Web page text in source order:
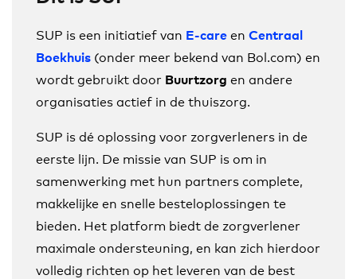
SUP is een initiatief van E-careen Centraal
Boekhuis (onder meer bekend van Bol.com) en
wordt gebruikt door Buurtzorg en andere
organisaties actief in de thuiszorg.
SUP is dé oplossing voor zorgverleners in de
eerste lijn. De missie van SUP is om in
samenwerking met hun partners complete,
makkelijke en snelle besteloplossingen te
bieden. Het platform biedt de zorgverlener
maximale ondersteuning, en kan zich hierdoor
volledig richten op het leveren van de best